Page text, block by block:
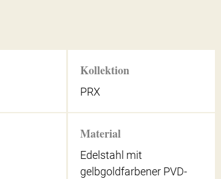
Kollektion
PRX
Material
Edelstahl mit
gelbgoldfarbener PVD-